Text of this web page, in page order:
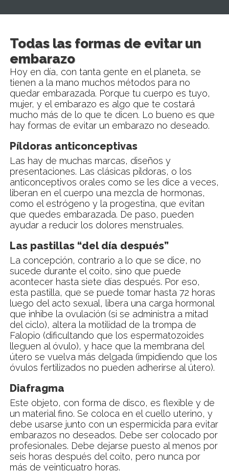
Todas las formas de evitar un
embarazo
Hoy en día, con tanta gente en el planeta, se
tienen a la mano muchos métodos para no
quedar embarazada. Porque tu cuerpo es tuyo,
mujer, y el embarazo es algo que te costará
mucho más de lo que te dicen. Lo bueno es que
hay formas de evitar un embarazo no deseado.
Píldoras anticonceptivas
Las hay de muchas marcas, diseños y
presentaciones. Las clásicas píldoras, o los
anticonceptivos orales como se les dice a veces,
liberan en el cuerpo una mezcla de hormonas,
como el estrógeno y la progestina, que evitan
que quedes embarazada. De paso, pueden
ayudar a reducir los dolores menstruales.
Las pastillas “del día después”
La concepción, contrario a lo que se dice, no
sucede durante el coito, sino que puede
acontecer hasta siete días después. Por eso,
esta pastilla, que se puede tomar hasta 72 horas
luego del acto sexual, libera una carga hormonal
que inhibe la ovulación (si se administra a mitad
del ciclo), altera la motilidad de la trompa de
Falopio (dificultando que los espermatozoides
lleguen al óvulo), y hace que la membrana del
útero se vuelva más delgada (impidiendo que los
óvulos fertilizados no pueden adherirse al útero).
Diafragma
Este objeto, con forma de disco, es flexible y de
un material fino. Se coloca en el cuello uterino, y
debe usarse junto con un espermicida para evitar
embarazos no deseados. Debe ser colocado por
profesionales. Debe dejarse puesto al menos por
seis horas después del coito, pero nunca por
más de veinticuatro horas.